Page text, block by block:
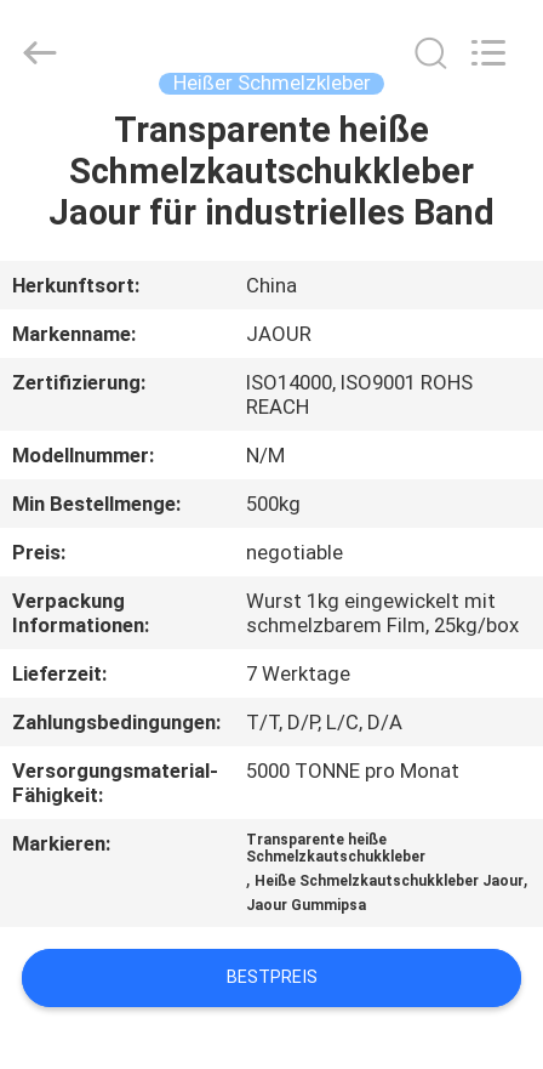
PRODUKTE
ÜBER
UNS
WERKSBESICHTIGUNG
KONTAKT
MIT
UNS
NEUIGKEITEN
RECHTSSACHEN
SITEMAP
Adhesive
Products
Heißer Schmelzkleber
Transparente heiße
Schmelzkautschukkleber
Jaour für industrielles Band
Herkunftsort:
China
Markenname:
JAOUR
Zertifizierung:
ISO14000, ISO9001 ROHS
REACH
Modellnummer:
N/M
Min Bestellmenge:
500kg
Preis:
negotiable
Verpackung
Informationen:
Wurst 1kg eingewickelt mit
schmelzbarem Film, 25kg/box
Lieferzeit:
7 Werktage
Zahlungsbedingungen:
T/T, D/P, L/C, D/A
Versorgungsmaterial-
Fähigkeit:
5000 TONNE pro Monat
Markieren:
Transparente heiße
Schmelzkautschukkleber
, Heiße Schmelzkautschukkleber Jaour,
Jaour Gummipsa
BESTPREIS